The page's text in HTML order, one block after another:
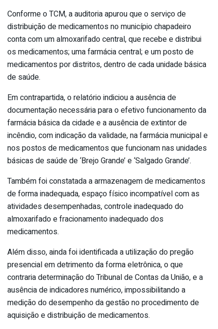
Conforme o TCM, a auditoria apurou que o serviço de
distribuição de medicamentos no município chapadeiro
conta com um almoxarifado central, que recebe e distribui
os medicamentos; uma farmácia central; e um posto de
medicamentos por distritos, dentro de cada unidade básica
de saúde.
Em contrapartida, o relatório indiciou a ausência de
documentação necessária para o efetivo funcionamento da
farmácia básica da cidade e a ausência de extintor de
incêndio, com indicação da validade, na farmácia municipal e
nos postos de medicamentos que funcionam nas unidades
básicas de saúde de ‘Brejo Grande’ e ‘Salgado Grande’.
Também foi constatada a armazenagem de medicamentos
de forma inadequada, espaço físico incompatível com as
atividades desempenhadas, controle inadequado do
almoxarifado e fracionamento inadequado dos
medicamentos.
Além disso, ainda foi identificada a utilização do pregão
presencial em detrimento da forma eletrônica, o que
contraria determinação do Tribunal de Contas da União, e a
ausência de indicadores numérico, impossibilitando a
medição do desempenho da gestão no procedimento de
aquisição e distribuição de medicamentos.